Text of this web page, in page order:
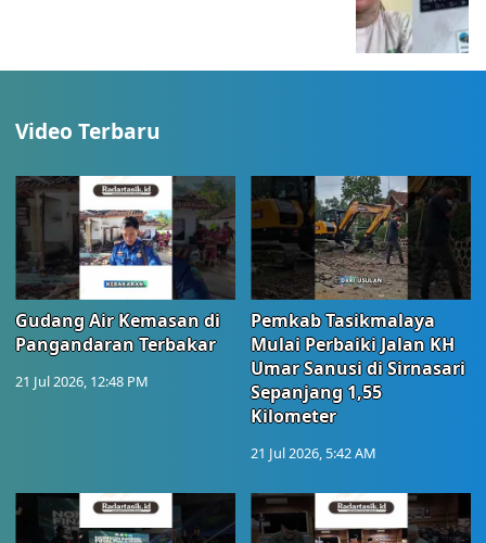
Video Terbaru
Gudang Air Kemasan di
Pangandaran Terbakar
21 Jul 2026, 12:48 PM
Pemkab Tasikmalaya
Mulai Perbaiki Jalan KH
Umar Sanusi di Sirnasari
Sepanjang 1,55
Kilometer
21 Jul 2026, 5:42 AM